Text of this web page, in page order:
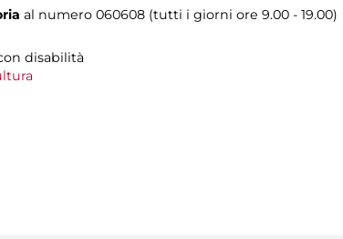
al numero 060608 (tutti i giorni ore 9.00 - 19.00)
disabilità